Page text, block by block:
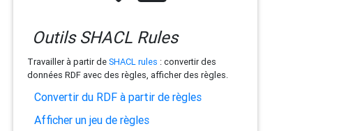
Outils SHACL Rules
Travailler à partir deSHACL rules : convertir des
données RDF avec des règles, afficher des règles.
Convertir du RDF à partir de règles
Afficher un jeu de règles